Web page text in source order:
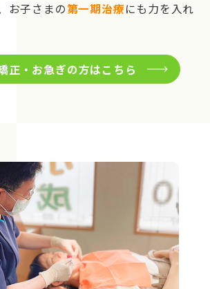
お子さまの第一期治療にも力を入れ
正・お急ぎの方はこちら